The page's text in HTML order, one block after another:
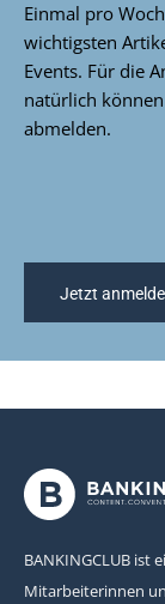
Einmal pro
wichtigsten
Events. Für die
natürlich
abmelden.
Jetzt
BANKINGCLUB ist
Mitarbeiterinnen